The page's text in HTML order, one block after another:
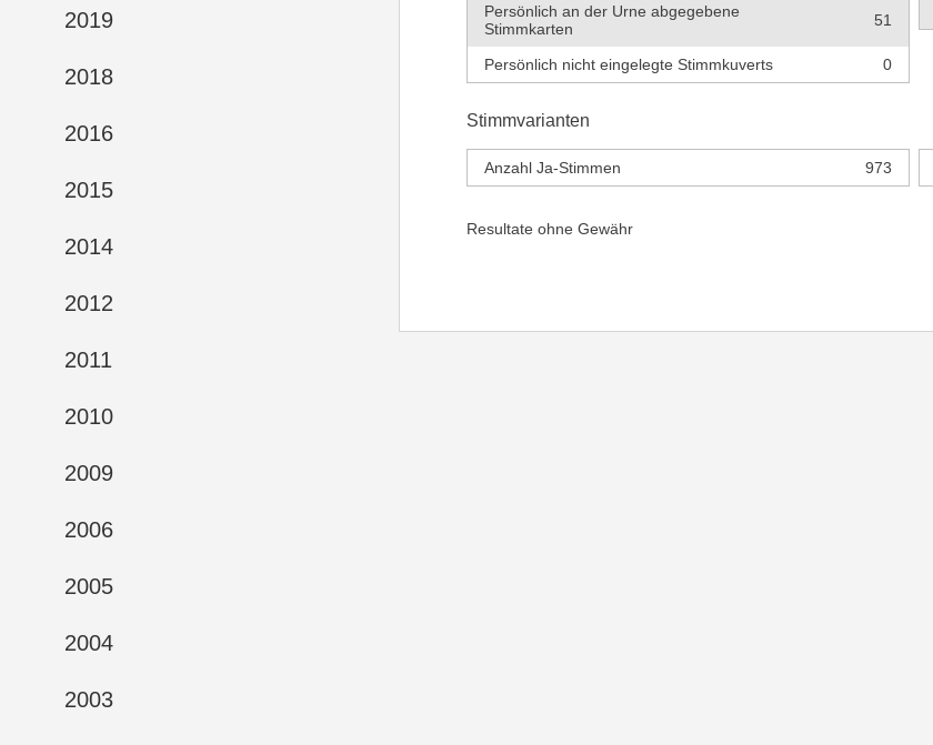
2019
2018
2016
2015
2014
2012
2011
2010
2009
2006
2005
2004
2003
Persönlich an der Urne abgegebene
Stimmkarten
51
Persönlich nicht eingelegte Stimmkuverts 0
Stimmvarianten
Anzahl Ja-Stimmen 973
Resultate ohne Gewähr